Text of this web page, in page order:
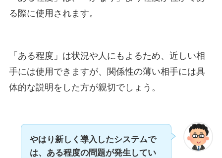
る際に使用されます。
「ある程度」は状況や人にもよるため、近しい相
手には使用できますが、関係性の薄い相手には具
体的な説明をした方が親切でしょう。
やはり新しく導入したシステムで
は、ある程度の問題が発生してい